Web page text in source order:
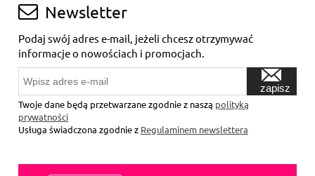
Newsletter
Podaj swój adres e-mail, jeżeli chcesz otrzymywać
informacje o nowościach i promocjach.
zapisz
Twoje dane będą przetwarzane zgodnie z naszą polityką
prywatności
Usługa świadczona zgodnie z Regulaminem newslettera